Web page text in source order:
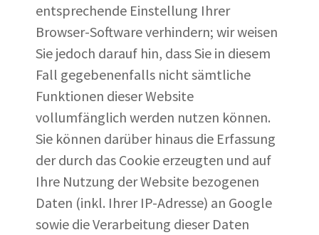
entsprechende Einstellung Ihrer
Browser-Software verhindern; wir weisen
Sie jedoch darauf hin, dass Sie in diesem
Fall gegebenenfalls nicht sämtliche
Funktionen dieser Website
vollumfänglich werden nutzen können.
Sie können darüber hinaus die Erfassung
der durch das Cookie erzeugten und auf
Ihre Nutzung der Website bezogenen
Daten (inkl. Ihrer IP-Adresse) an Google
sowie die Verarbeitung dieser Daten